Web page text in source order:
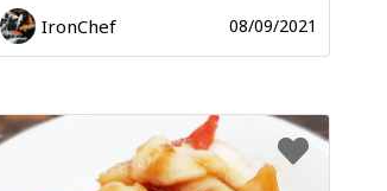
IronChef 08/09/2021